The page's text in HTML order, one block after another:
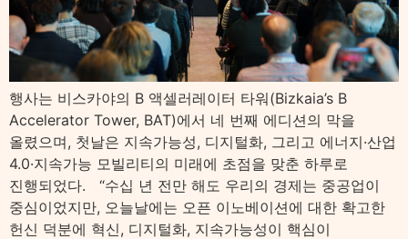
행사는 비스카야의 B 액셀러레이터 타워(Bizkaia’s B
Accelerator Tower, BAT)에서 네 번째 에디션의 막을
올렸으며, 첫날은 지속가능성, 디지털화, 그리고 에너지·산업
4.0·지속가능 모빌리티의 미래에 초점을 맞춘 하루로
진행되었다. “수십 년 전만 해도 우리의 경제는 중공업이
중심이었지만, 오늘날에는 오픈 이노베이션에 대한 확고한
헌신 덕분에 혁신, 디지털화, 지속가능성이 핵심이